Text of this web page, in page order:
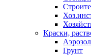
Краски,
Грунт